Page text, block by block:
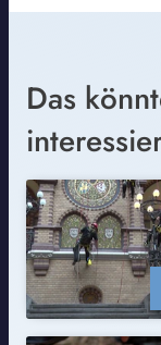
Das